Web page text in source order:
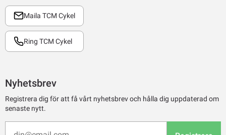
Maila TCM Cykel
Ring TCM Cykel
Nyhetsbrev
Registrera dig för att få vårt nyhetsbrev och hålla dig uppdaterad om
senaste nytt.